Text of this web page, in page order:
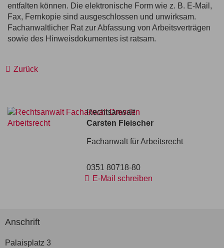
entfalten können. Die elektronische Form wie z. B. E-Mail,
Fax, Fernkopie sind ausgeschlossen und unwirksam.
Fachanwaltlicher Rat zur Abfassung von Arbeitsverträgen
sowie des Hinweisdokumentes ist ratsam.
Zurück
Rechtsanwalt
Carsten Fleischer
Fachanwalt für Arbeitsrecht
0351 80718-80
E-Mail schreiben
Anschrift
Palaisplatz 3